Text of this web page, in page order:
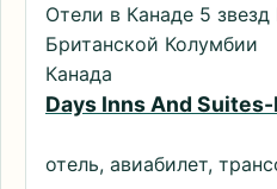
Отели в Канаде 5
Британской Колумбии
Канада
Days Inns And
отель, авиабилет,